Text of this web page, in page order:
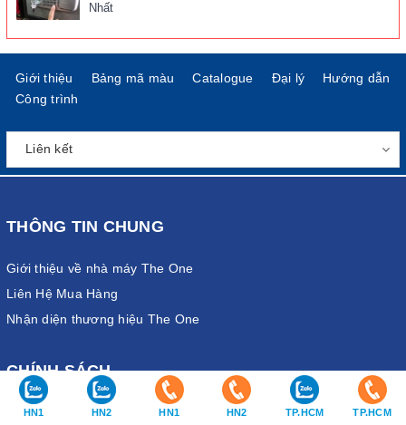
Nhất
Giới thiệu Bảng mã màu Catalogue Đại lý
Hướng dẫn
Công trình
THÔNG TIN CHUNG
Giới thiệu về nhà máy The One
Liên Hệ Mua Hàng
Nhận diện thương hiệu The One
CHÍNH SÁCH
Chính sánh bảo hành
HN1 HN2 HN1 HN2 TP.HCM TP.HCM